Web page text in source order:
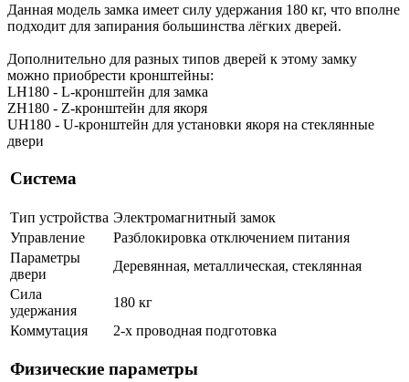
Данная модель замка имеет силу удержания 180 кг, что вполне
подходит для запирания большинства лёгких дверей.
Дополнительно для разных типов дверей к этому замку
можно приобрести кронштейны:
LH180 - L-кронштейн для замка
ZH180 - Z-кронштейн для якоря
UH180 - U-кронштейн для установки якоря на стеклянные
двери
Система
Тип устройства Электромагнитный замок
Управление
Разблокировка отключением питания
Параметры
двери
Деревянная, металлическая, стеклянная
Сила
удержания
180 кг
Коммутация
2-х проводная подготовка
Физические параметры